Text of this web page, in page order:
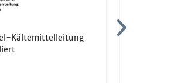
Kältemittelleitung